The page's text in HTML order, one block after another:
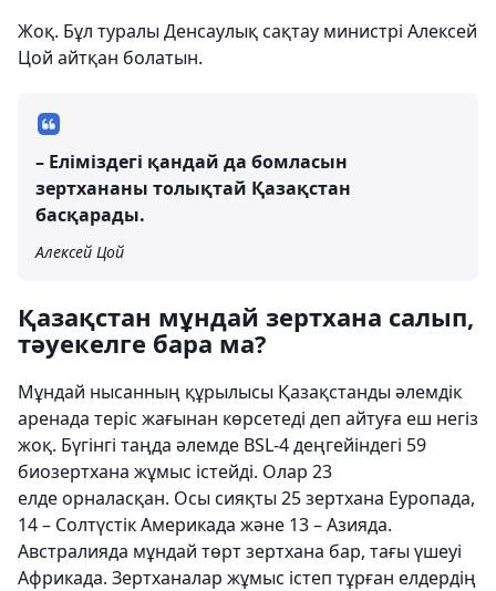
Жоқ. Бұл туралы Денсаулық сақтау министрі Алексей
Цой айтқан болатын.
– Еліміздегі қандай да бомласын
зертхананы толықтай Қазақстан
басқарады.
Алексей Цой
Қазақстан мұндай зертхана салып,
тәуекелге бара ма?
Мұндай нысанның құрылысы Қазақстанды әлемдік
аренада теріс жағынан көрсетеді деп айтуға еш негіз
жоқ. Бүгінгі таңда әлемде BSL-4 деңгейіндегі 59
биозертхана жұмыс істейді. Олар 23
елде орналасқан. Осы сияқты 25 зертхана Еуропада,
14 – Солтүстік Америкада және 13 – Азияда.
Австралияда мұндай төрт зертхана бар, тағы үшеуі
Африкада. Зертханалар жұмыс істеп тұрған елдердің